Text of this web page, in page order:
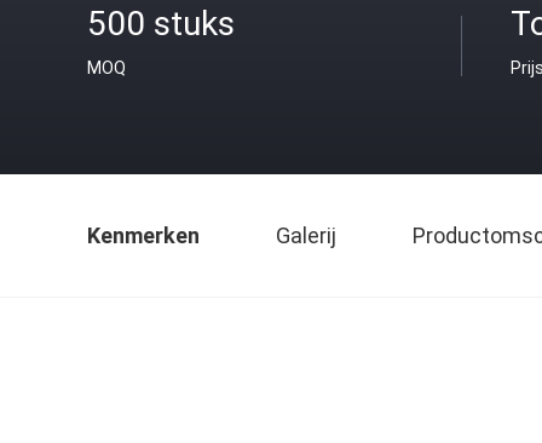
500 stuks
MOQ Prijs
Kenmerken Galerij